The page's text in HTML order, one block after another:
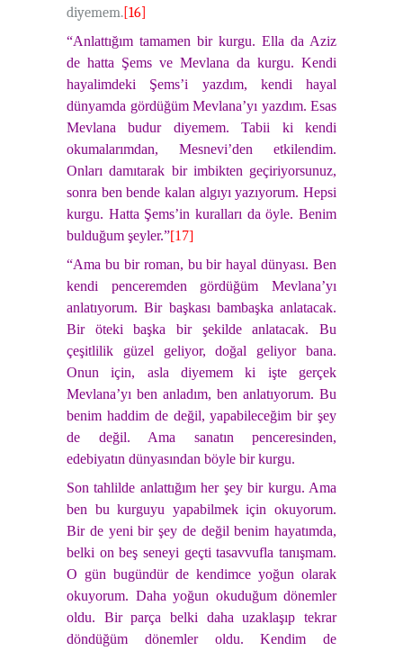
diyemem.[16]
“Anlattığım tamamen bir kurgu. Ella da Aziz
de hatta Şems ve Mevlana da kurgu. Kendi
hayalimdeki Şems’i yazdım, kendi hayal
dünyamda gördüğüm Mevlana’yı yazdım. Esas
Mevlana budur diyemem. Tabii ki kendi
okumalarımdan, Mesnevi’den etkilendim.
Onları damıtarak bir imbikten geçiriyorsunuz,
sonra ben bende kalan algıyı yazıyorum. Hepsi
kurgu. Hatta Şems’in kuralları da öyle. Benim
bulduğum şeyler.”[17]
“Ama bu bir roman, bu bir hayal dünyası. Ben
kendi penceremden gördüğüm Mevlana’yı
anlatıyorum. Bir başkası bambaşka anlatacak.
Bir öteki başka bir şekilde anlatacak. Bu
çeşitlilik güzel geliyor, doğal geliyor bana.
Onun için, asla diyemem ki işte gerçek
Mevlana’yı ben anladım, ben anlatıyorum. Bu
benim haddim de değil, yapabileceğim bir şey
de değil. Ama sanatın penceresinden,
edebiyatın dünyasından böyle bir kurgu.
Son tahlilde anlattığım her şey bir kurgu. Ama
ben bu kurguyu yapabilmek için okuyorum.
Bir de yeni bir şey de değil benim hayatımda,
belki on beş seneyi geçti tasavvufla tanışmam.
O gün bugündür de kendimce yoğun olarak
okuyorum. Daha yoğun okuduğum dönemler
oldu. Bir parça belki daha uzaklaşıp tekrar
döndüğüm dönemler oldu. Kendim de